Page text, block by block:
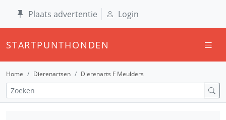
Plaats advertentie Login
STARTPUNTHONDEN
Home Dierenartsen Dierenarts F Meulders